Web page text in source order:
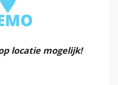
locatie mogelijk!